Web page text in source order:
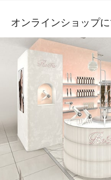
オンラインショップ